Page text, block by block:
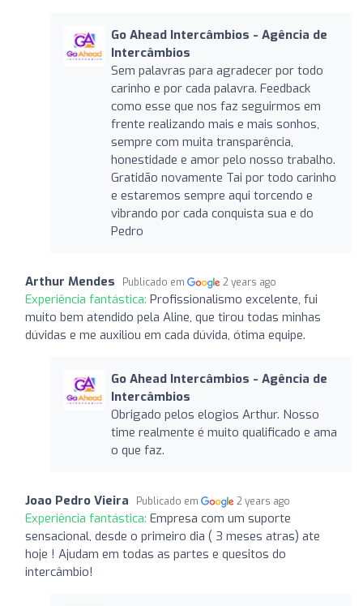
Go Ahead Intercâmbios - Agência de
Intercâmbios
Sem palavras para agradecer por todo
carinho e por cada palavra. Feedback
como esse que nos faz seguirmos em
frente realizando mais e mais sonhos,
sempre com muita transparência,
honestidade e amor pelo nosso trabalho.
Gratidão novamente Tai por todo carinho
e estaremos sempre aqui torcendo e
vibrando por cada conquista sua e do
Pedro
Arthur Mendes Publicado em 2 years ago
Experiência fantástica: Profissionalismo excelente, fui
muito bem atendido pela Aline, que tirou todas minhas
dúvidas e me auxiliou em cada dúvida, ótima equipe.
Go Ahead Intercâmbios - Agência de
Intercâmbios
Obrigado pelos elogios Arthur. Nosso
time realmente é muito qualificado e ama
o que faz.
Joao Pedro Vieira Publicado em 2 years ago
Experiência fantástica: Empresa com um suporte
sensacional, desde o primeiro dia ( 3 meses atras) ate
hoje ! Ajudam em todas as partes e quesitos do
intercâmbio!